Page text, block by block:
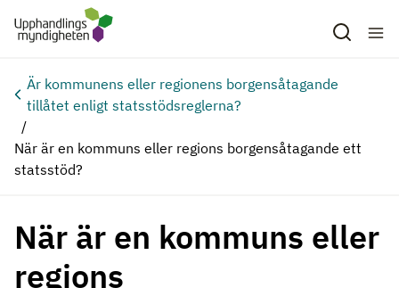
Hoppa till huvudinnehåll
Är kommunens eller regionens borgensåtagande
tillåtet enligt statsstödsreglerna?
När är en kommuns eller regions borgensåtagande ett
statsstöd?
När är en kommuns eller
regions